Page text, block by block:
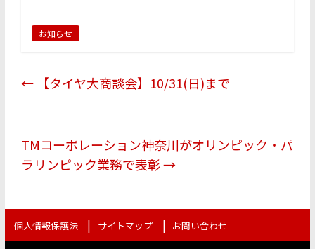
itt
er
o
お知らせ
←【タイヤ大商談会】10/31(日)まで
TMコーポレーション神奈川がオリンピック・パ
ラリンピック業務で表彰→
個人情報保護法 サイトマップ お問い合わせ